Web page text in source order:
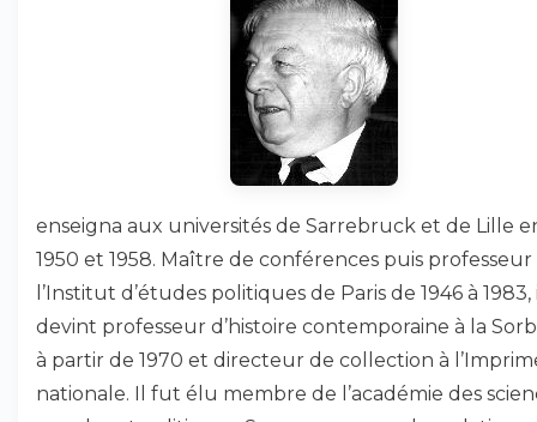
enseigna aux universités de Sarrebruck et de Lille
1950 et 1958. Maître de conférences puis professeur
l’Institut d’études politiques de Paris de 1946 à 1983,
devint professeur d’histoire contemporaine à la
à partir de 1970 et directeur de collection à
nationale. Il fut élu membre de l’académie des